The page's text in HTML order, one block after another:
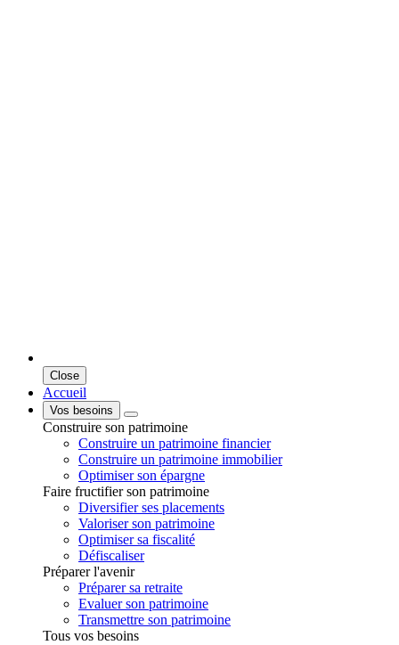
Close
Accueil
Vos besoins
Construire son patrimoine
Construire un patrimoine financier
Construire un patrimoine immobilier
Optimiser son épargne
Faire fructifier son patrimoine
Diversifier ses placements
Valoriser son patrimoine
Optimiser sa fiscalité
Défiscaliser
Préparer l'avenir
Préparer sa retraite
Evaluer son patrimoine
Transmettre son patrimoine
Tous vos besoins